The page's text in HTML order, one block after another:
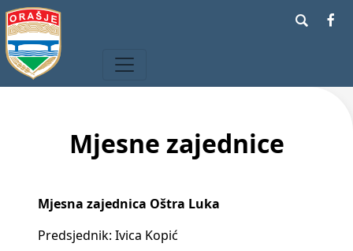
Mjesne zajednice
Mjesna zajednica Oštra Luka
Predsjednik: Ivica Kopić